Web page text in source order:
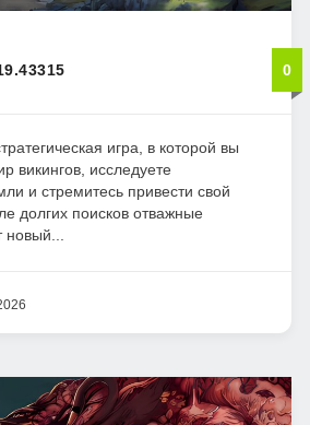
0
игра, в которой вы
викингов, исследуете
и стремитесь привести свой
долгих поисков отважные